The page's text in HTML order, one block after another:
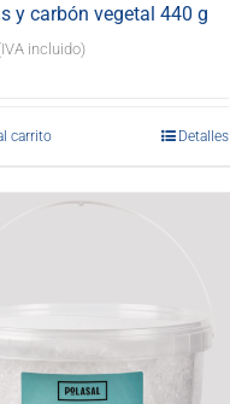
y carbón vegetal 440 g
incluido)
carrito Detalles